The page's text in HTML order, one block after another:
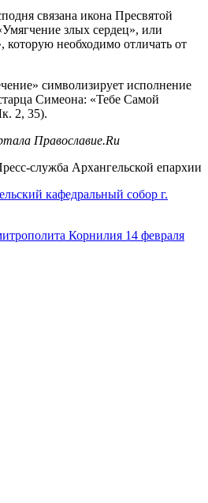
связана икона Пресвятой
злых сердец», или
необходимо отличать от
символизирует исполнение
Симеона: «Тебе Самой
2, 35).
Православие.Ru
служба Архангельской епархии
кафедральный собор г.
Корнилия 14 февраля